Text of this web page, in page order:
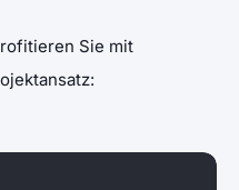
Sie mit